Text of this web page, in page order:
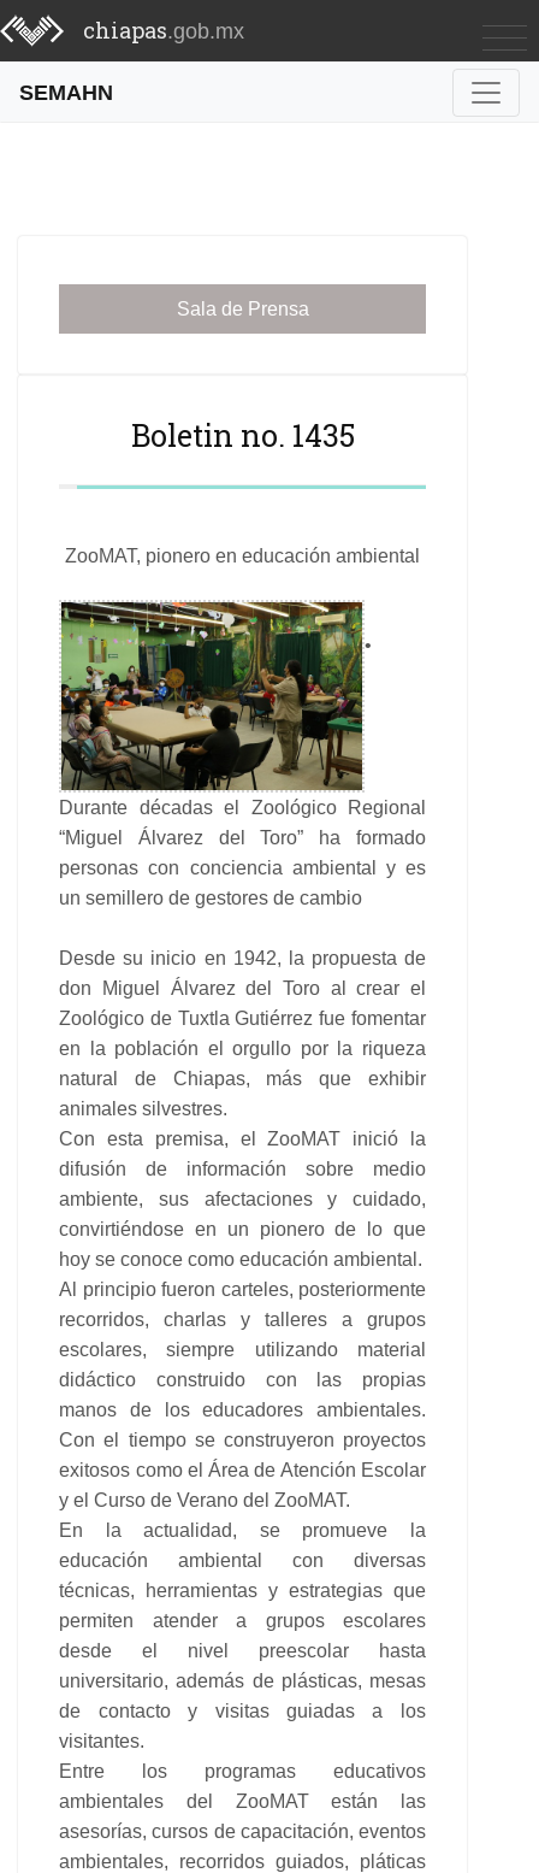
chiapas.gob.mx
SEMAHN
Sala de Prensa
Boletin no. 1435
ZooMAT, pionero en educación ambiental
•
Durante décadas el Zoológico Regional
“Miguel Álvarez del Toro” ha formado
personas con conciencia ambiental y es
un semillero de gestores de cambio
Desde su inicio en 1942, la propuesta de
don Miguel Álvarez del Toro al crear el
Zoológico de Tuxtla Gutiérrez fue fomentar
en la población el orgullo por la riqueza
natural de Chiapas, más que exhibir
animales silvestres.
Con esta premisa, el ZooMAT inició la
difusión de información sobre medio
ambiente, sus afectaciones y cuidado,
convirtiéndose en un pionero de lo que
hoy se conoce como educación ambiental.
Al principio fueron carteles, posteriormente
recorridos, charlas y talleres a grupos
escolares, siempre utilizando material
didáctico construido con las propias
manos de los educadores ambientales.
Con el tiempo se construyeron proyectos
exitosos como el Área de Atención Escolar
y el Curso de Verano del ZooMAT.
En la actualidad, se promueve la
educación ambiental con diversas
técnicas, herramientas y estrategias que
permiten atender a grupos escolares
desde el nivel preescolar hasta
universitario, además de plásticas, mesas
de contacto y visitas guiadas a los
visitantes.
Entre los programas educativos
ambientales del ZooMAT están las
asesorías, cursos de capacitación, eventos
ambientales, recorridos guiados, pláticas